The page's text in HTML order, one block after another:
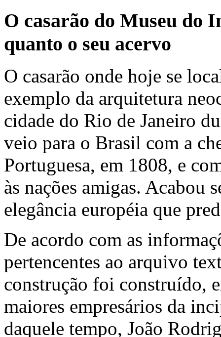
O casarão do Museu do
quanto o seu acervo
O casarão onde hoje se
exemplo da arquitetura
cidade do Rio de Janeiro
veio para o Brasil com a
Portuguesa, em 1808, e
às nações amigas. Acabou
elegância européia que
De acordo com as
pertencentes ao arquivo
construção foi construído,
maiores empresários da
daquele tempo, João